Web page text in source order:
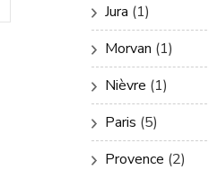
Jura (1)
Morvan (1)
Nièvre (1)
Paris (5)
Provence (2)